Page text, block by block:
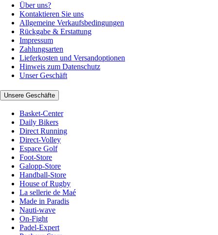
Über uns?
Kontaktieren Sie uns
Allgemeine Verkaufsbedingungen
Rückgabe & Erstattung
Impressum
Zahlungsarten
Lieferkosten und Versandoptionen
Hinweis zum Datenschutz
Unser Geschäft
Unsere Geschäfte
Basket-Center
Daily Bikers
Direct Running
Direct-Volley
Espace Golf
Foot-Store
Galopp-Store
Handball-Store
House of Rugby
La sellerie de Maé
Made in Paradis
Nauti-wave
On-Fight
Padel-Expert